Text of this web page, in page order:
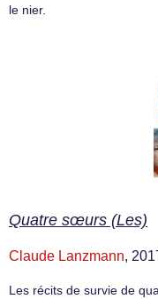
le nier.
Quatre sœurs (Les)
Claude Lanzmann,
Les récits de survie de